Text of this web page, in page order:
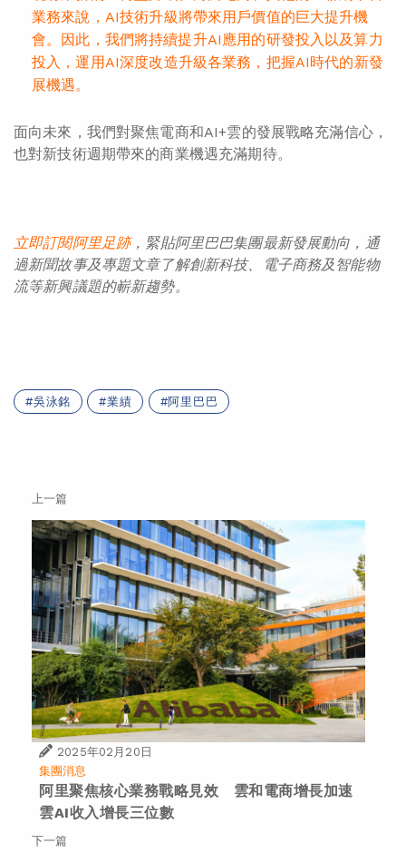
業務來說，AI技術升級將帶來用戶價值的巨大提升機
會。因此，我們將持續提升AI應用的研發投入以及算力
投入，運用AI深度改造升級各業務，把握AI時代的新發
展機遇。
面向未來，我們對聚焦電商和AI+雲的發展戰略充滿信心，
也對新技術週期帶來的商業機遇充滿期待。
立即訂閱阿里足跡，緊貼阿里巴巴集團最新發展動向，通
過新聞故事及專題文章了解創新科技、電子商務及智能物
流等新興議題的嶄新趨勢。
吳泳銘 業績 阿里巴巴
上一篇
2025年02月20日
集團消息
阿里聚焦核心業務戰略見效 雲和電商增長加速
雲AI收入增長三位數
下一篇